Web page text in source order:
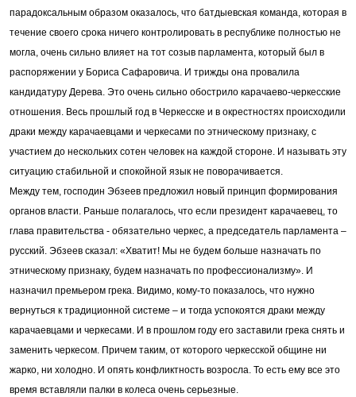
парадоксальным образом оказалось, что батдыевская команда, которая в
течение своего срока ничего контролировать в республике полностью не
могла, очень сильно влияет на тот созыв парламента, который был в
распоряжении у Бориса Сафаровича. И трижды она провалила
кандидатуру Дерева. Это очень сильно обострило карачаево-черкесские
отношения. Весь прошлый год в Черкесске и в окрестностях происходили
драки между карачаевцами и черкесами по этническому признаку, с
участием до нескольких сотен человек на каждой стороне. И называть эту
ситуацию стабильной и спокойной язык не поворачивается.
Между тем, господин Эбзеев предложил новый принцип формирования
органов власти. Раньше полагалось, что если президент карачаевец, то
глава правительства - обязательно черкес, а председатель парламента –
русский. Эбзеев сказал: «Хватит! Мы не будем больше назначать по
этническому признаку, будем назначать по профессионализму». И
назначил премьером грека. Видимо, кому-то показалось, что нужно
вернуться к традиционной системе – и тогда успокоятся драки между
карачаевцами и черкесами. И в прошлом году его заставили грека снять и
заменить черкесом. Причем таким, от которого черкесской общине ни
жарко, ни холодно. И опять конфликтность возросла. То есть ему все это
время вставляли палки в колеса очень серьезные.